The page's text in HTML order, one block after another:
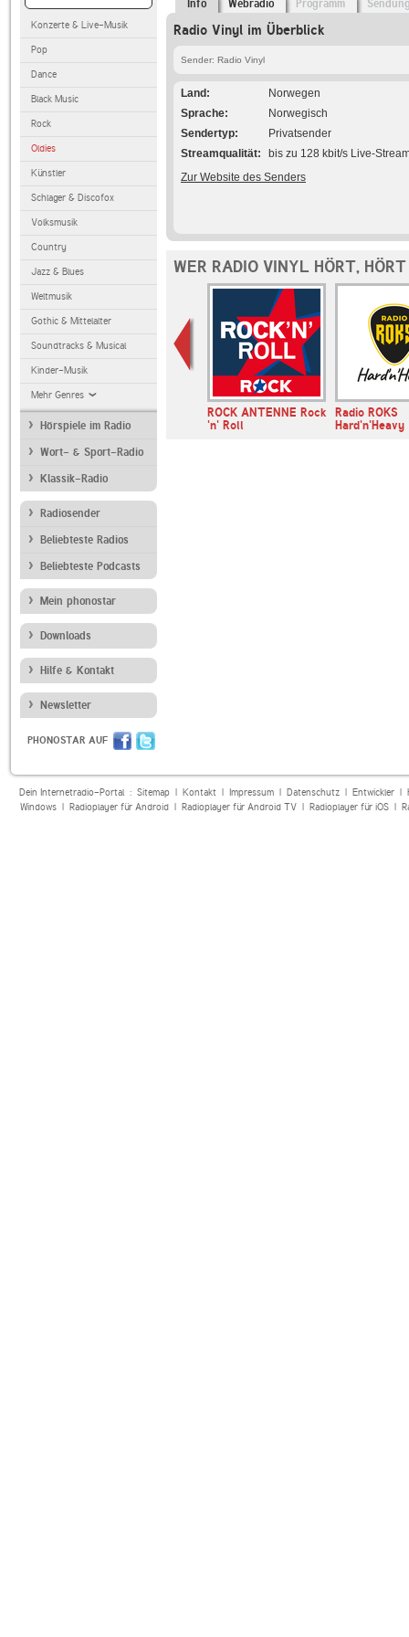
Konzerte & Live-Musik
Pop
Dance
Black Music
Rock
Oldies
Künstler
Schlager & Discofox
Volksmusik
Country
Jazz & Blues
Weltmusik
Gothic & Mittelalter
Soundtracks & Musical
Kinder-Musik
Mehr Genres
Hörspiele im Radio
Wort- & Sport-Radio
Klassik-Radio
Radiosender
Beliebteste Radios
Beliebteste Podcasts
Mein phonostar
Downloads
Hilfe & Kontakt
Newsletter
PHONOSTAR AUF
Info Webradio Programm
Radio Vinyl im Überblick
Sender: Radio Vinyl
Land
Norwegen
Sprache
Norwegisch
Sendertyp
Privatsender
Streamqualität
bis zu 128 kbit/s Live-
Zur Website des Senders
WER RADIO VINYL HÖRT,
Radio SRF Musikwelle
ROCK ANTENNE Rock
'n' Roll
Radio ROKS
Hard'n'Heavy
Dein Internetradio-Portal : Sitemap| Kontakt| Impressum| Datenschutz| Entwickler|
Windows| Radioplayer für Android| Radioplayer für Android TV| Radioplayer für iOS|